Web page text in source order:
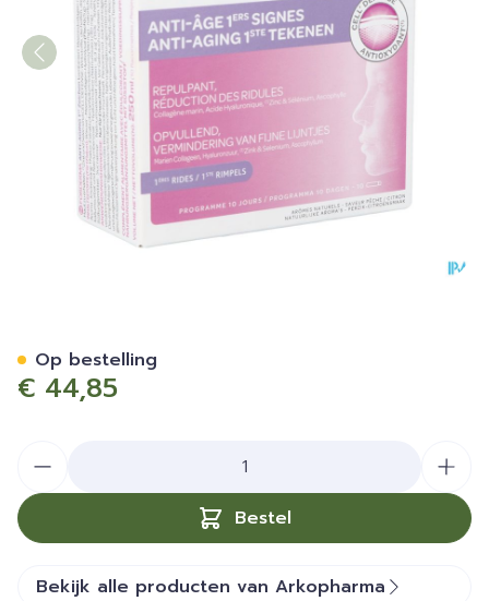
€ 44,85
Bestel
Op bestelling
Bekijk alle producten van Arkopharma